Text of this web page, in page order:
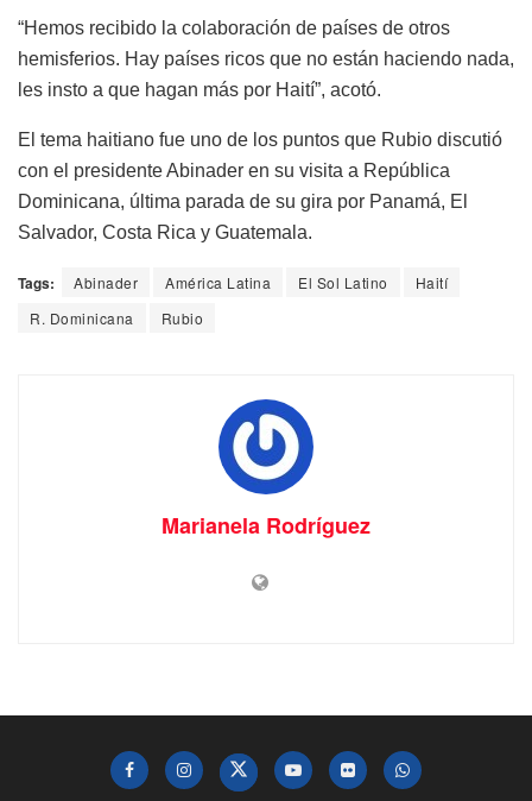
“Hemos recibido la colaboración de países de otros
hemisferios. Hay países ricos que no están haciendo nada,
les insto a que hagan más por Haití”, acotó.
El tema haitiano fue uno de los puntos que Rubio discutió
con el presidente Abinader en su visita a República
Dominicana, última parada de su gira por Panamá, El
Salvador, Costa Rica y Guatemala.
Tags: Abinader América Latina El Sol Latino
Haití
R. Dominicana
Rubio
Marianela Rodríguez